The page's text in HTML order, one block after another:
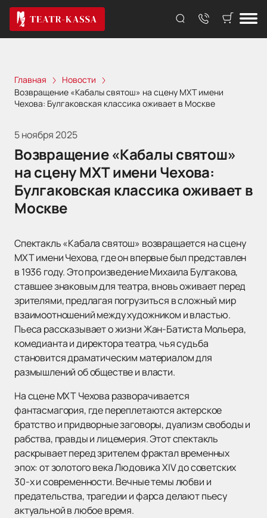
Главная
Новости
Возвращение «Кабалы святош» на сцену МХТ имени
Чехова: Булгаковская классика оживает в Москве
5 ноября 2025
Возвращение «Кабалы святош»
на сцену МХТ имени Чехова:
Булгаковская классика оживает в
Москве
Спектакль «Кабала святош» возвращается на сцену
МХТ имени Чехова, где он впервые был представлен
в 1936 году. Это произведение Михаила Булгакова,
ставшее знаковым для театра, вновь оживает перед
зрителями, предлагая погрузиться в сложный мир
взаимоотношений между художником и властью.
Пьеса рассказывает о жизни Жан-Батиста Мольера,
комедианта и директора театра, чья судьба
становится драматическим материалом для
размышлений об обществе и власти.
На сцене МХТ Чехова разворачивается
фантасмагория, где переплетаются актерское
братство и придворные заговоры, дуализм свободы и
рабства, правды и лицемерия. Этот спектакль
раскрывает перед зрителем фрактал временных
эпох: от золотого века Людовика XIV до советских
30-х и современности. Вечные темы любви и
предательства, трагедии и фарса делают пьесу
актуальной в любое время.